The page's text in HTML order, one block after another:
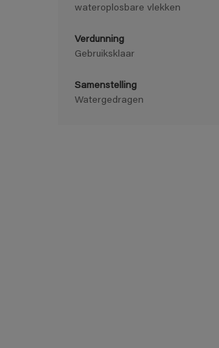
wateroplosbare vlekken
Verdunning
Gebruiksklaar
Samenstelling
Watergedragen